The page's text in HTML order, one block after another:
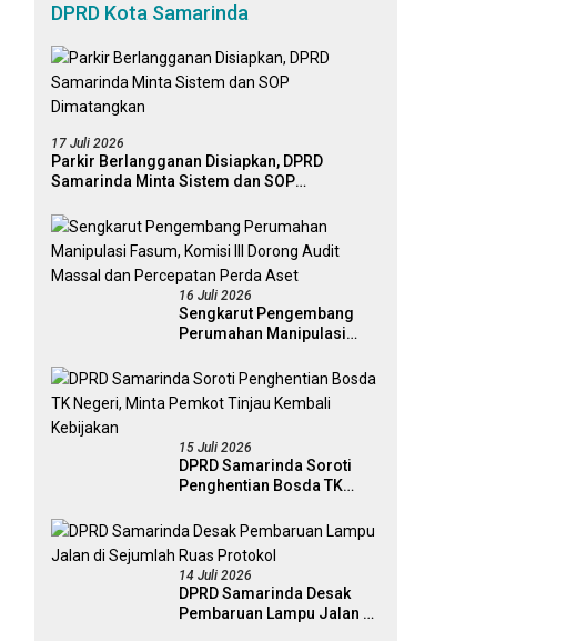
DPRD Kota Samarinda
17 Juli 2026
Parkir Berlangganan Disiapkan, DPRD
Samarinda Minta Sistem dan SOP
16 Juli 2026
Sengkarut Pengembang
Perumahan Manipulasi
Audit Massal dan
Percepatan Perda Aset
15 Juli 2026
DPRD Samarinda Soroti
Penghentian Bosda TK
Tinjau Kembali Kebijakan
14 Juli 2026
DPRD Samarinda Desak
Pembaruan Lampu Jalan di